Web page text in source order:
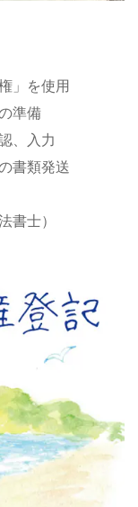
」を使用
準備
、入力
書類発送
書士）